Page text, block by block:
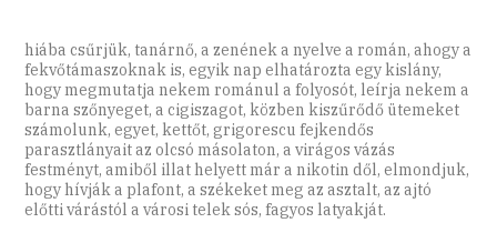
hiába csűrjük, tanárnő, a zenének a nyelve a román, ahogy a
fekvőtámaszoknak is, egyik nap elhatározta egy kislány,
hogy megmutatja nekem románul a folyosót, leírja nekem a
barna szőnyeget, a cigiszagot, közben kiszűrődő ütemeket
számolunk, egyet, kettőt, grigorescu fejkendős
parasztlányait az olcsó másolaton, a virágos vázás
festményt, amiből illat helyett már a nikotin dől, elmondjuk,
hogy hívják a plafont, a székeket meg az asztalt, az ajtó
előtti várástól a városi telek sós, fagyos latyakját.